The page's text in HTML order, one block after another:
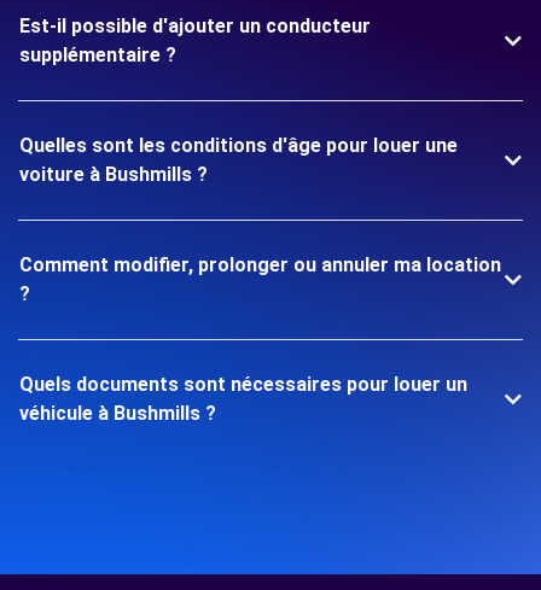
Est-il possible d'ajouter un conducteur
supplémentaire ?
Quelles sont les conditions d'âge pour louer une
voiture à Bushmills ?
Comment modifier, prolonger ou annuler ma location
?
Quels documents sont nécessaires pour louer un
véhicule à Bushmills ?